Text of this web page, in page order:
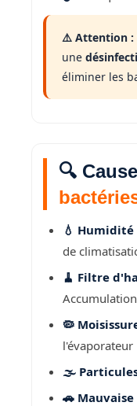
⚠️ Attention :
une
éliminer les
🔍
💧 Humidité
de
🧹 Filtre
🦠
l'évaporateur
🌫️
🚗